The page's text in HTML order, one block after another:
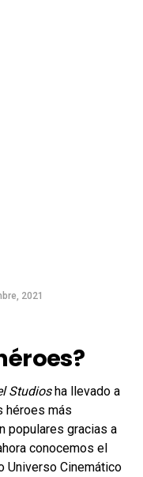
2021
Studiosha llevado a
héroes más
populares gracias a
conocemos el
Universo Cinemático